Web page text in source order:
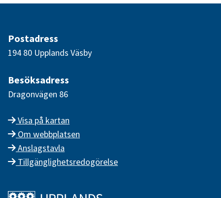
Postadress
194 80 Upplands Väsby
Besöksadress
Dragonvägen 86
Visa på kartan
Om webbplatsen
Anslagstavla
Tillgänglighetsredogörelse